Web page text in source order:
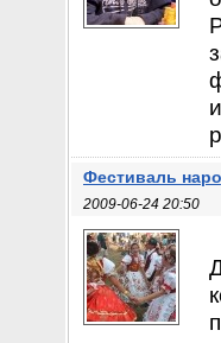
Фестиваль
2009-06-24 20:50